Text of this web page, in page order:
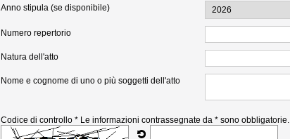
Anno stipula (se disponibile)
Numero repertorio
Natura dell'atto
Nome e cognome di uno o più soggetti dell'atto
Codice di controllo * Le informazioni contrassegnate da * sono obbligatorie.